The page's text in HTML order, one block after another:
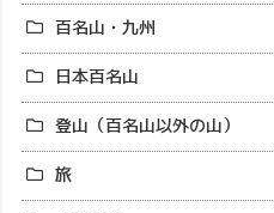
百名山・九州
日本百名山
登山（百名山以外の山）
旅